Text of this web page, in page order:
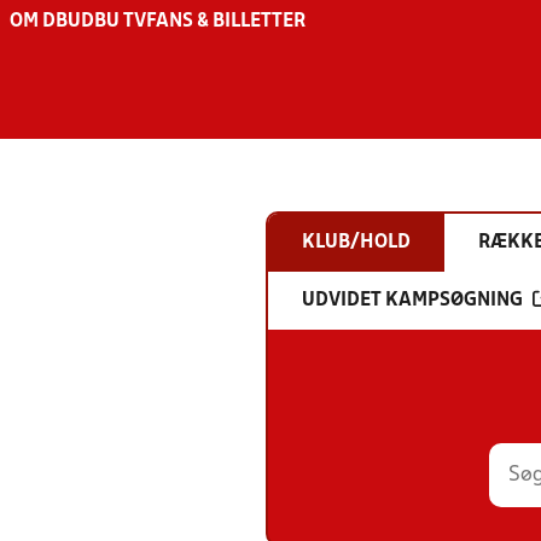
OM DBU DBU TV FANS & BILLETTER
KLUB/HOLD
UDVIDET KAMPSØGNING